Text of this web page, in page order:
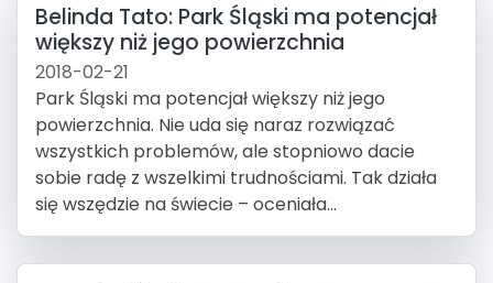
Belinda Tato: Park Śląski ma potencjał
większy niż jego powierzchnia
2018-02-21
Park Śląski ma potencjał większy niż jego
powierzchnia. Nie uda się naraz rozwiązać
wszystkich problemów, ale stopniowo dacie
sobie radę z wszelkimi trudnościami. Tak działa
się wszędzie na świecie – oceniała...